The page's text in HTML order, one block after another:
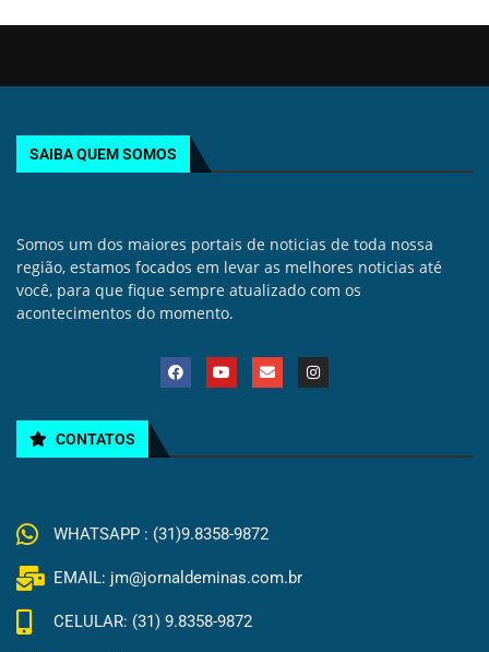
SAIBA QUEM SOMOS
Somos um dos maiores portais de noticias de toda nossa
região, estamos focados em levar as melhores noticias até
você, para que fique sempre atualizado com os
acontecimentos do momento.
CONTATOS
WHATSAPP : (31)9.8358-9872
EMAIL: jm@jornaldeminas.com.br
CELULAR: (31) 9.8358-9872